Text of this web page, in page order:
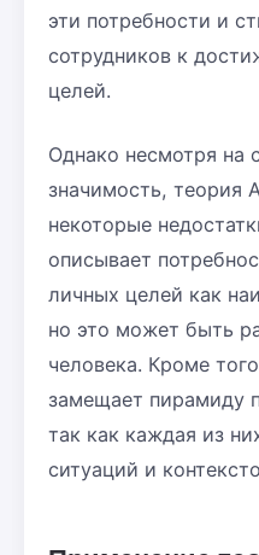
эти потребности и
сотрудников к
целей.
Однако несмотря на
значимость, теория
некоторые
описывает
личных целей как
но это может быть
человека. Кроме
замещает пирамиду
так как каждая из
ситуаций и